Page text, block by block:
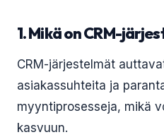
1. Mikä on CRM-
CRM-järjestelmät
asiakassuhteita ja
myyntiprosesseja, mikä
kasvuun.